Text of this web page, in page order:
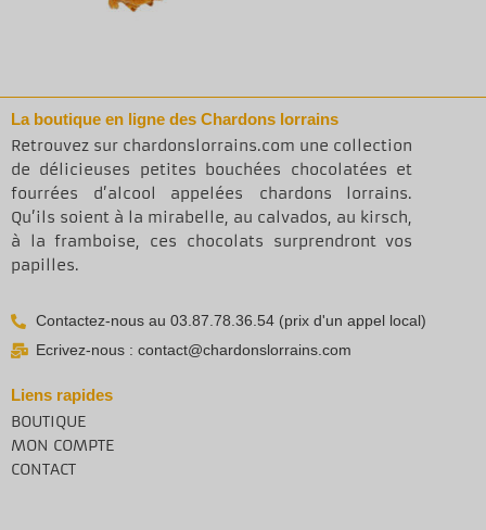
La boutique en ligne des Chardons lorrains
Retrouvez sur chardonslorrains.com une collection
de délicieuses petites bouchées chocolatées et
fourrées d’alcool appelées chardons lorrains.
Qu’ils soient à la mirabelle, au calvados, au kirsch,
à la framboise, ces chocolats surprendront vos
papilles.
Contactez-nous au 03.87.78.36.54 (prix d'un appel local)
Ecrivez-nous : contact@chardonslorrains.com
Liens rapides
BOUTIQUE
MON COMPTE
CONTACT